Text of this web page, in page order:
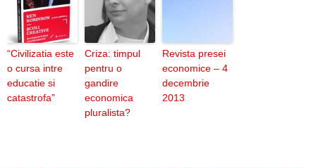
“Civilizatia este
o cursa intre
educatie si
catastrofa”
Criza: timpul
pentru o
gandire
economica
pluralista?
Revista presei
economice – 4
decembrie
2013